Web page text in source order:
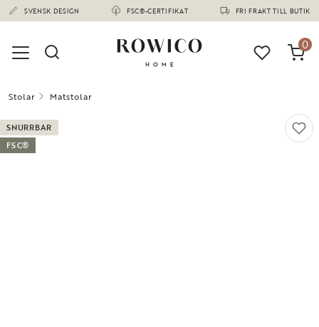
SVENSK DESIGN FSC®-CERTIFIKAT FRI FRAKT TILL BUTIK
(1678)
0
Stolar Matstolar
SNURRBAR
FSC®